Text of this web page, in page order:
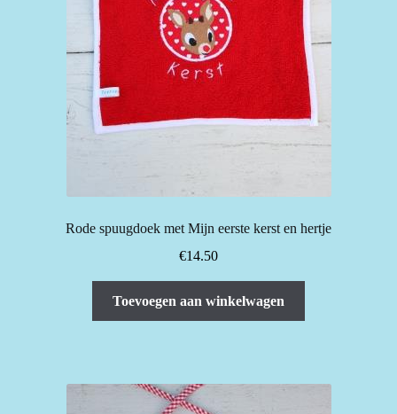
Rode spuugdoek met Mijn eerste kerst en hertje
€14.50
Toevoegen aan winkelwagen